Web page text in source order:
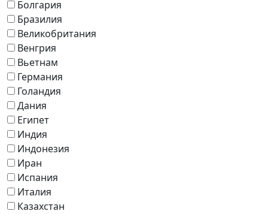
Болгария
Бразилия
Великобритания
Венгрия
Вьетнам
Германия
Голандия
Дания
Египет
Индия
Индонезия
Иран
Испания
Италия
Казахстан